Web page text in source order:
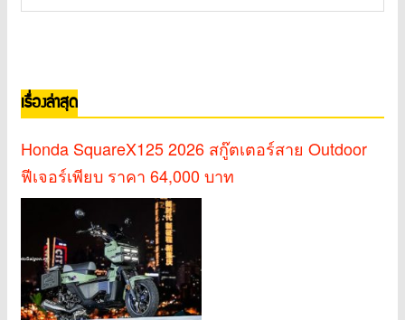
เรื่องล่าสุด
Honda SquareX125 2026 สกู๊ตเตอร์สาย Outdoor
ฟีเจอร์เพียบ ราคา 64,000 บาท